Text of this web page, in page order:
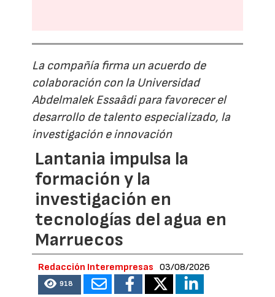
La compañía firma un acuerdo de
colaboración con la Universidad
Abdelmalek Essaâdi para favorecer el
desarrollo de talento especializado, la
investigación e innovación
Lantania impulsa la
formación y la
investigación en
tecnologías del agua en
Marruecos
Redacción Interempresas 03/08/2026
918